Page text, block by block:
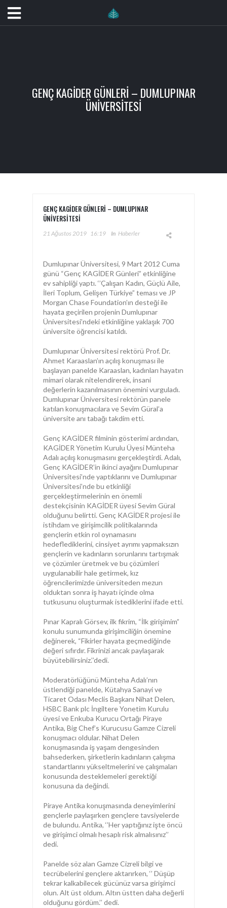
GENÇ KAGİDER GÜNLERI – DUMLUPINAR
ÜNIVERSITESI
GENÇ KAGİDER GÜNLERI – DUMLUPINAR
ÜNIVERSITESI
21 Ağustos 2019 16:19 In Haberler
Dumlupınar Üniversitesi, 9 Mart 2012 Cuma
günü “Genç KAGİDER Günleri” etkinliğine
ev sahipliği yaptı. ‘’Çalışan Kadın, Güçlü Aile,
İleri Toplum, Gelişen Türkiye” teması ve JP
Morgan Chase Foundation’ın desteği ile
hayata geçirilen projenin Dumlupınar
Üniversitesi’ndeki etkinliğine yaklaşık 700
üniversite öğrencisi katıldı.
Dumlupınar Üniversitesi rektörü Prof. Dr.
Ahmet Karaaslan’ın açılış konuşması ile
başlayan panelde Karaaslan, kadınları hayatın
mimari olarak nitelendirerek, insani
değerlerin kazanılmasının önemini vurguladı.
Dumlupınar Üniversitesi rektörün panele
katılan konuşmacılara ve Sevim Güral’a
üniversite anı tabağı takdim etti.
Genç KAGİDER filminin gösterimi ardından,
KAGİDER Yönetim Kurulu Üyesi Münteha
Adalı açılış konuşmasını gerçekleştirdi. Adalı,
Genç KAGİDER’in ikinci ayağını Dumlupınar
Üniversitesi’nde yaptıklarını ve Dumlupınar
Üniversitesi’nde bu etkinliği
gerçekleştirmelerinin en önemli
destekçisinin KAGİDER üyesi Sevim Güral
olduğunu belirtti. Genç KAGİDER projesi ile
istihdam ve girişimcilik politikalarında
gençlerin etkin rol oynamasını
hedeflediklerini, cinsiyet ayrımı yapmaksızın
gençlerin ve kadınların sorunlarını tartışmak
ve çözümler üretmek ve bu çözümleri
uygulanabilir hale getirmek, kız
öğrencilerimizde üniversiteden mezun
olduktan sonra iş hayatı içinde olma
tutkusunu oluşturmak istediklerini ifade etti.
Pınar Kapralı Görsev, ilk fikrim, “İlk girişimim”
konulu sunumunda girişimciliğin önemine
değinerek, “Fikirler hayata geçmediğinde
değeri sıfırdır. Fikrinizi ancak paylaşarak
büyütebilirsiniz.’’dedi.
Moderatörlüğünü Münteha Adalı’nın
üstlendiği panelde, Kütahya Sanayi ve
Ticaret Odası Meclis Başkanı Nihat Delen,
HSBC Bank plc İngiltere Yonetim Kurulu
üyesi ve Enkuba Kurucu Ortağı Piraye
Antika, Big Chef’s Kurucusu Gamze Cizreli
konuşmacı oldular. Nihat Delen
konuşmasında iş yaşam dengesinden
bahsederken, şirketlerin kadınların çalışma
standartlarını yükseltmelerini ve çalışmaları
konusunda desteklemeleri gerektiği
konusuna da değindi.
Piraye Antika konuşmasında deneyimlerini
gençlerle paylaşırken gençlere tavsiyelerde
de bulundu. Antika, ‘’Her yaptığınız işte öncü
ve girişimci olmalı hesaplı risk almalısınız’’
dedi.
Panelde söz alan Gamze Cizreli bilgi ve
tecrübelerini gençlere aktarırken, ‘’ Düşüp
tekrar kalkabilecek gücünüz varsa girişimci
olun. Alt üst oldum. Altın üstten daha değerli
olduğunu gördüm.’’ dedi.